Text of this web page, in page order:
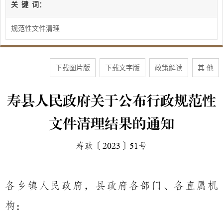
关 键 词：
规范性文件清理
下载图片版 下载文字版 政策解读 其 他
寿县人民政府关于公布行政规范性
文件清理结果的通知
寿政〔 2023 〕 51 号
各乡镇人民政府，县政府各部门、各直属机
构：